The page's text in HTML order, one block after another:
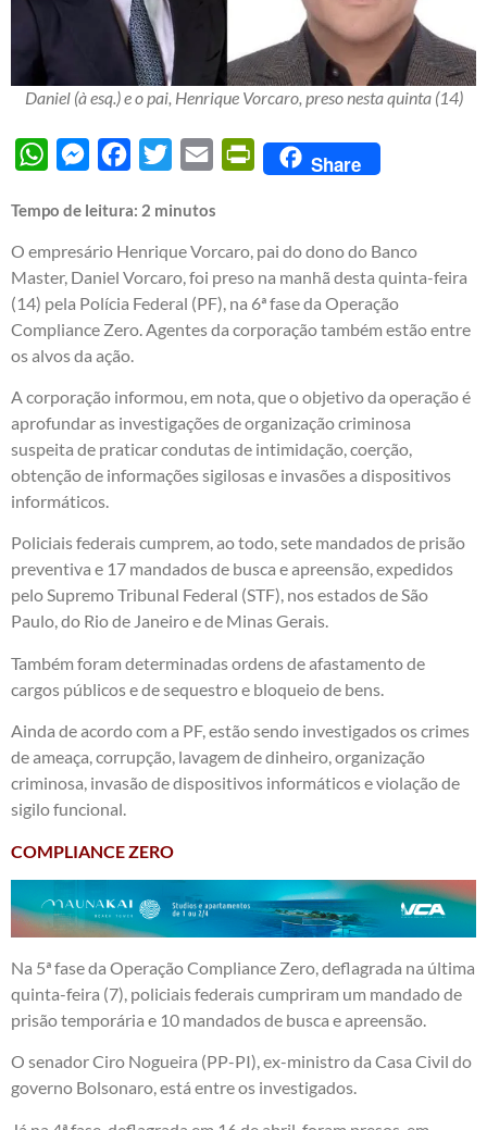
Daniel (à esq.) e o pai, Henrique Vorcaro, preso nesta quinta (14)
WhatsAppMessengerFacebook
Twitter Email PrintFriendly
Share
Tempo de leitura: 2 minutos
O empresário Henrique Vorcaro, pai do dono do Banco
Master, Daniel Vorcaro, foi preso na manhã desta quinta-feira
(14) pela Polícia Federal (PF), na 6ª fase da Operação
Compliance Zero. Agentes da corporação também estão entre
os alvos da ação.
A corporação informou, em nota, que o objetivo da operação é
aprofundar as investigações de organização criminosa
suspeita de praticar condutas de intimidação, coerção,
obtenção de informações sigilosas e invasões a dispositivos
informáticos.
Policiais federais cumprem, ao todo, sete mandados de prisão
preventiva e 17 mandados de busca e apreensão, expedidos
pelo Supremo Tribunal Federal (STF), nos estados de São
Paulo, do Rio de Janeiro e de Minas Gerais.
Também foram determinadas ordens de afastamento de
cargos públicos e de sequestro e bloqueio de bens.
Ainda de acordo com a PF, estão sendo investigados os crimes
de ameaça, corrupção, lavagem de dinheiro, organização
criminosa, invasão de dispositivos informáticos e violação de
sigilo funcional.
COMPLIANCE ZERO
Na 5ª fase da Operação Compliance Zero, deflagrada na última
quinta-feira (7), policiais federais cumpriram um mandado de
prisão temporária e 10 mandados de busca e apreensão.
O senador Ciro Nogueira (PP-PI), ex-ministro da Casa Civil do
governo Bolsonaro, está entre os investigados.